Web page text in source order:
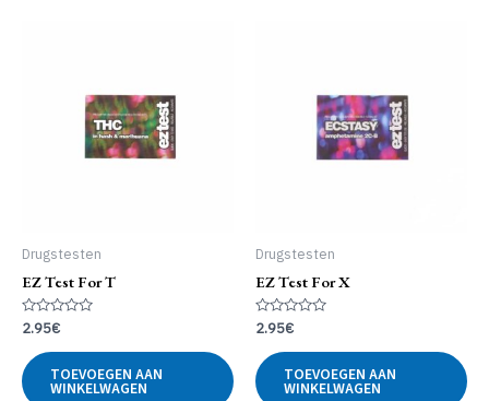
Drugstesten
EZ Test For T
Gewaardeerd
0
5
2.95€
TOEVOEGEN AAN
WINKELWAGEN
Drugstesten
EZ Test For X
Gewaardeerd
0
5
2.95€
TOEVOEGEN AAN
WINKELWAGEN